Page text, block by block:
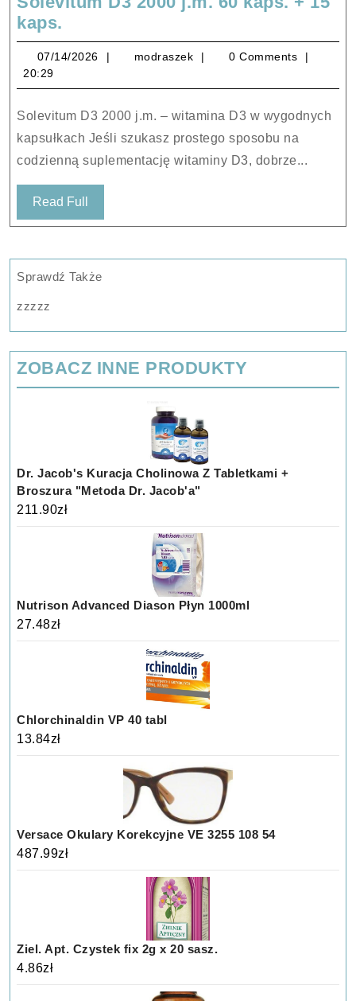
kaps.
D3
2000
j.m.
kaps.
+
15
kaps.
07/14/2026 07/14/2026
modraszek modraszek
0 Comments
20:29
Solevitum D3 2000 j.m. – witamina D3 w wygodnych
kapsułkach Jeśli szukasz prostego sposobu na
codzienną suplementację witaminy D3, dobrze...
Read Full
Full
Sprawdź Także
zzzzz
ZOBACZ INNE PRODUKTY
Dr. Jacob's Kuracja Cholinowa Z Tabletkami +
Broszura "Metoda Dr. Jacob'a"
211.90zł
Nutrison Advanced Diason Płyn 1000ml
27.48zł
Chlorchinaldin VP 40 tabl
13.84zł
Versace Okulary Korekcyjne VE 3255 108 54
487.99zł
Ziel. Apt. Czystek fix 2g x 20 sasz.
4.86zł